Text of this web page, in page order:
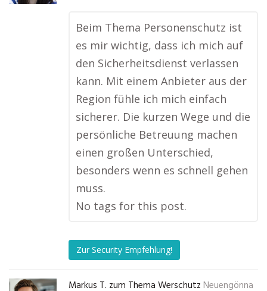
Beim Thema Personenschutz ist
es mir wichtig, dass ich mich auf
den Sicherheitsdienst verlassen
kann. Mit einem Anbieter aus der
Region fühle ich mich einfach
sicherer. Die kurzen Wege und die
persönliche Betreuung machen
einen großen Unterschied,
besonders wenn es schnell gehen
muss.
No tags for this post.
Zur Security Empfehlung!
Markus T. zum Thema Werschutz Neuengönna